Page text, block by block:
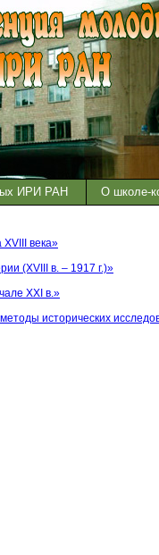
ИРИ РАН О школе-
XVIII века»
(XVIII в. – 1917 г.)»
XXI в.»
исторических